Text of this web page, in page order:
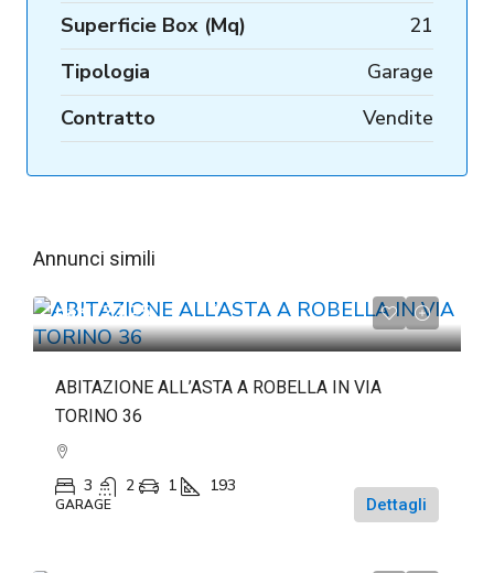
Superficie Box (Mq)
21
Tipologia
Garage
Contratto
Vendite
Annunci simili
da€72.225
ABITAZIONE ALL’ASTA A ROBELLA IN VIA
TORINO 36
3 2 1 193
GARAGE Dettagli